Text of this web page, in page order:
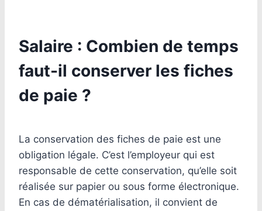
Salaire : Combien de temps
faut-il conserver les fiches
de paie ?
La conservation des fiches de paie est une
obligation légale. C’est l’employeur qui est
responsable de cette conservation, qu’elle soit
réalisée sur papier ou sous forme électronique.
En cas de dématérialisation, il convient de